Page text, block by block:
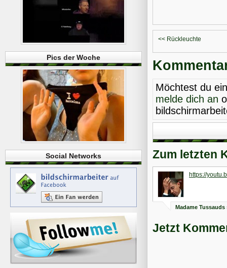
<< Rückleuchte
Möchtest du
melde dich an
Zum letzten
https://
Madame Tussauds
Jetzt
Pics der Woche
Social Networks